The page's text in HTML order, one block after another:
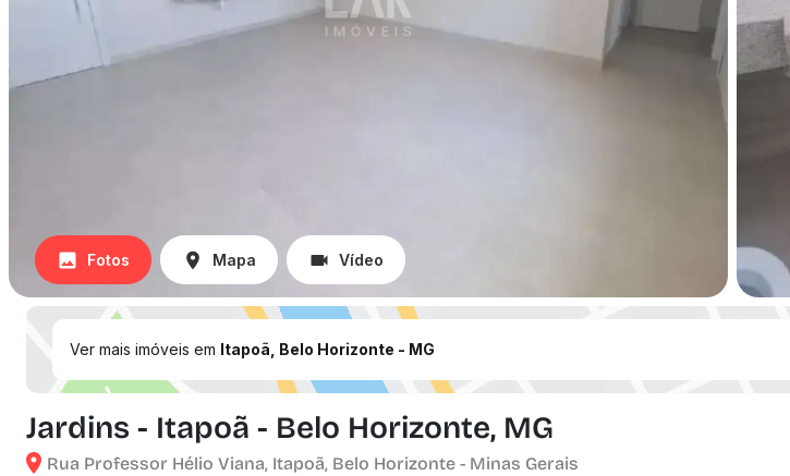
Fotos Mapa Vídeo
Ver mais imóveis em Itapoã, Belo Horizonte - MG
Jardins - Itapoã - Belo Horizonte, MG
Rua Professor Hélio Viana, Itapoã, Belo Horizonte - Minas Gerais